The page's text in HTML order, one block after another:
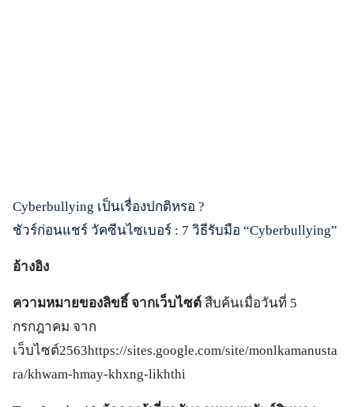
Cyberbullying เป็นเรื่องปกติหรอ ?
ชัวร์ก่อนแชร์ วัคซีนไซเบอร์ : 7 วิธีรับมือ “Cyberbullying”
อ้างอิง
ความหมายของลิขธิ์ จากเว็บไซต์ สืบค้นเมื่อวันที่ 5
กรกฎาคม จาก
เว็บไซต์2563https://sites.google.com/site/monlkamanusta
ra/khwam-hmay-khxng-likhthi